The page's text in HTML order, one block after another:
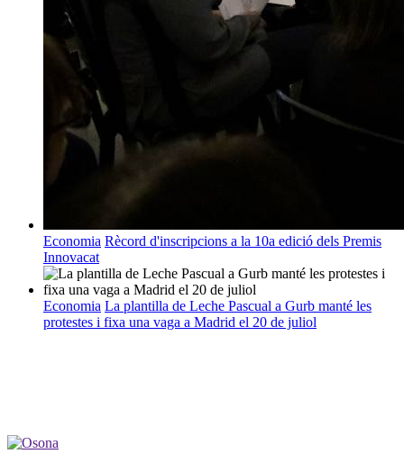
Economia Rècord d'inscripcions a la 10a edició dels Premis
Innovacat
Economia La plantilla de Leche Pascual a Gurb manté les
protestes i fixa una vaga a Madrid el 20 de juliol